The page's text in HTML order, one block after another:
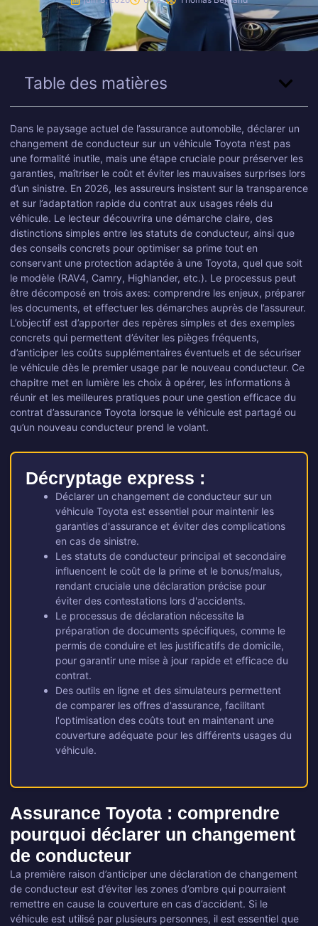
Table des matières
Dans le paysage actuel de l’assurance automobile, déclarer un
changement de conducteur sur un véhicule Toyota n’est pas
une formalité inutile, mais une étape cruciale pour préserver les
garanties, maîtriser le coût et éviter les mauvaises surprises lors
d’un sinistre. En 2026, les assureurs insistent sur la transparence
et sur l’adaptation rapide du contrat aux usages réels du
véhicule. Le lecteur découvrira une démarche claire, des
distinctions simples entre les statuts de conducteur, ainsi que
des conseils concrets pour optimiser sa prime tout en
conservant une protection adaptée à une Toyota, quel que soit
le modèle (RAV4, Camry, Highlander, etc.). Le processus peut
être décomposé en trois axes: comprendre les enjeux, préparer
les documents, et effectuer les démarches auprès de l’assureur.
L’objectif est d’apporter des repères simples et des exemples
concrets qui permettent d’éviter les pièges fréquents,
d’anticiper les coûts supplémentaires éventuels et de sécuriser
le véhicule dès le premier usage par le nouveau conducteur. Ce
chapitre met en lumière les choix à opérer, les informations à
réunir et les meilleures pratiques pour une gestion efficace du
contrat d’assurance Toyota lorsque le véhicule est partagé ou
qu’un nouveau conducteur prend le volant.
Décryptage express :
Déclarer un changement de conducteur sur un
véhicule Toyota est essentiel pour maintenir les
garanties d'assurance et éviter des complications
en cas de sinistre.
Les statuts de conducteur principal et secondaire
influencent le coût de la prime et le bonus/malus,
rendant cruciale une déclaration précise pour
éviter des contestations lors d'accidents.
Le processus de déclaration nécessite la
préparation de documents spécifiques, comme le
permis de conduire et les justificatifs de domicile,
pour garantir une mise à jour rapide et efficace du
contrat.
Des outils en ligne et des simulateurs permettent
de comparer les offres d'assurance, facilitant
l'optimisation des coûts tout en maintenant une
couverture adéquate pour les différents usages du
véhicule.
Assurance Toyota : comprendre
pourquoi déclarer un changement
de conducteur
La première raison d’anticiper une déclaration de changement
de conducteur est d’éviter les zones d’ombre qui pourraient
remettre en cause la couverture en cas d’accident. Si le
véhicule est utilisé par plusieurs personnes, il est essentiel que